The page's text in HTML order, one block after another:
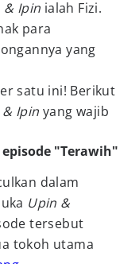
& Ipin ialah Fizi.
para
yang
satu ini! Berikut
& Ipinyang wajib
"Terawih"
dalam
Upin &
tersebut
tokoh utama